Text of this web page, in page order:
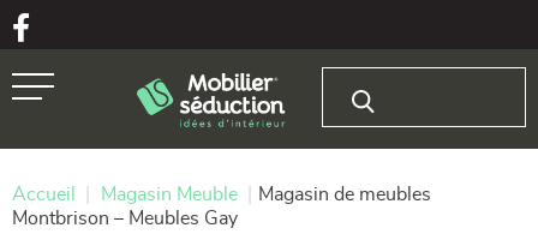
Aller au texte
Aller au menu
Accueil Magasin Meuble
Magasin de meubles
Montbrison – Meubles Gay